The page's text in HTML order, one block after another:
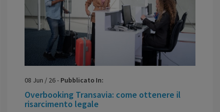
08 Jun / 26- Pubblicato In:
Overbooking Transavia: come ottenere il
risarcimento legale